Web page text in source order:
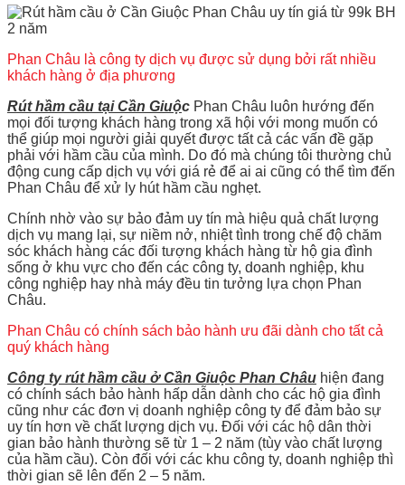
Phan Châu là công ty dịch vụ được sử dụng bởi rất nhiều
khách hàng ở địa phương
Rút hầm cầu tại Cần Giuộc Phan Châu luôn hướng đến
mọi đối tượng khách hàng trong xã hội với mong muốn có
thể giúp mọi người giải quyết được tất cả các vấn đề gặp
phải với hầm cầu của mình. Do đó mà chúng tôi thường chủ
động cung cấp dịch vụ với giá rẻ để ai ai cũng có thể tìm đến
Phan Châu để xử ly hút hầm cầu nghẹt.
Chính nhờ vào sự bảo đảm uy tín mà hiệu quả chất lượng
dịch vụ mang lại, sự niềm nở, nhiệt tình trong chế độ chăm
sóc khách hàng các đối tượng khách hàng từ hộ gia đình
sống ở khu vực cho đến các công ty, doanh nghiệp, khu
công nghiệp hay nhà máy đều tin tưởng lựa chọn Phan
Châu.
Phan Châu có chính sách bảo hành ưu đãi dành cho tất cả
quý khách hàng
Công ty rút hầm cầu ở Cần Giuộc Phan Châu hiện đang
có chính sách bảo hành hấp dẫn dành cho các hộ gia đình
cũng như các đơn vị doanh nghiệp công ty để đảm bảo sự
uy tín hơn về chất lượng dịch vụ. Đối với các hộ dân thời
gian bảo hành thường sẽ từ 1 – 2 năm (tùy vào chất lượng
của hầm cầu). Còn đối với các khu công ty, doanh nghiệp thì
thời gian sẽ lên đến 2 – 5 năm.